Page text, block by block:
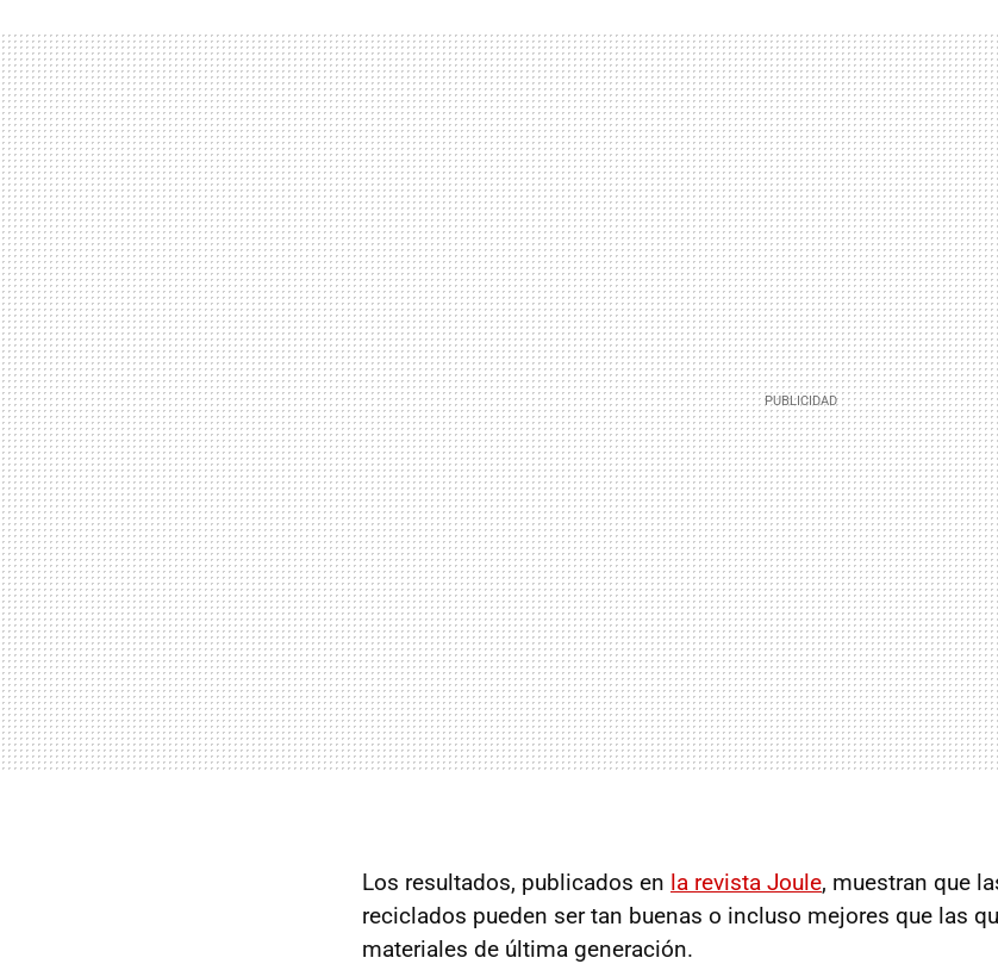
Los resultados, publicados en la revista Joule, muestran que
reciclados pueden ser tan buenas o incluso mejores que las
materiales de última generación.